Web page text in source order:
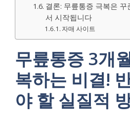
결론: 무릎통증 극복은
서 시작됩니다
자매 사이트
무릎통증 3개
복하는 비결!
야 할 실질적